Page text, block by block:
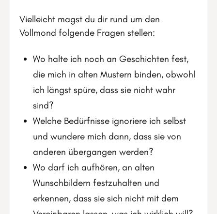
Vielleicht magst du dir rund um den
Vollmond folgende Fragen stellen:
Wo halte ich noch an Geschichten fest,
die mich in alten Mustern binden, obwohl
ich längst spüre, dass sie nicht wahr
sind?
Welche Bedürfnisse ignoriere ich selbst
und wundere mich dann, dass sie von
anderen übergangen werden?
Wo darf ich aufhören, an alten
Wunschbildern festzuhalten und
erkennen, dass sie sich nicht mit dem